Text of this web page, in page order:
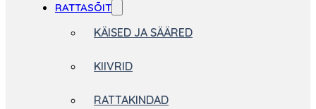
RATTASÕIT
KÄISED JA SÄÄRED
KIIVRID
RATTAKINDAD